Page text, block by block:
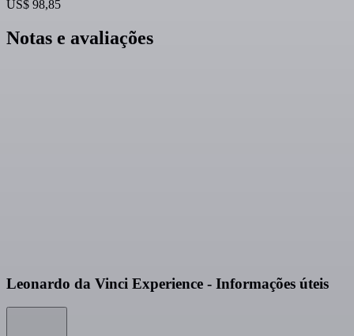
US$ 98,85
Notas e avaliações
Leonardo da Vinci Experience - Informações úteis